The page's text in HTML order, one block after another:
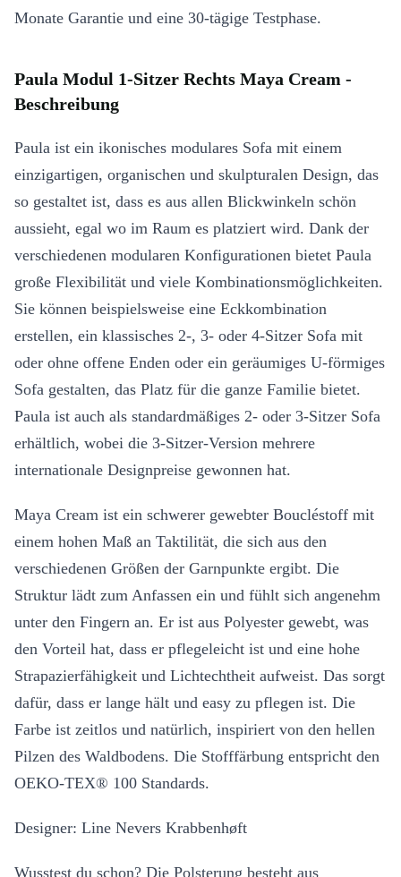
Monate Garantie und eine 30-tägige Testphase.
Paula Modul 1-Sitzer Rechts Maya Cream -
Beschreibung
Paula ist ein ikonisches modulares Sofa mit einem
einzigartigen, organischen und skulpturalen Design, das
so gestaltet ist, dass es aus allen Blickwinkeln schön
aussieht, egal wo im Raum es platziert wird. Dank der
verschiedenen modularen Konfigurationen bietet Paula
große Flexibilität und viele Kombinationsmöglichkeiten.
Sie können beispielsweise eine Eckkombination
erstellen, ein klassisches 2-, 3- oder 4-Sitzer Sofa mit
oder ohne offene Enden oder ein geräumiges U-förmiges
Sofa gestalten, das Platz für die ganze Familie bietet.
Paula ist auch als standardmäßiges 2- oder 3-Sitzer Sofa
erhältlich, wobei die 3-Sitzer-Version mehrere
internationale Designpreise gewonnen hat.
Maya Cream ist ein schwerer gewebter Boucléstoff mit
einem hohen Maß an Taktilität, die sich aus den
verschiedenen Größen der Garnpunkte ergibt. Die
Struktur lädt zum Anfassen ein und fühlt sich angenehm
unter den Fingern an. Er ist aus Polyester gewebt, was
den Vorteil hat, dass er pflegeleicht ist und eine hohe
Strapazierfähigkeit und Lichtechtheit aufweist. Das sorgt
dafür, dass er lange hält und easy zu pflegen ist. Die
Farbe ist zeitlos und natürlich, inspiriert von den hellen
Pilzen des Waldbodens. Die Stofffärbung entspricht den
OEKO-TEX® 100 Standards.
Designer: Line Nevers Krabbenhøft
Wusstest du schon? Die Polsterung besteht aus